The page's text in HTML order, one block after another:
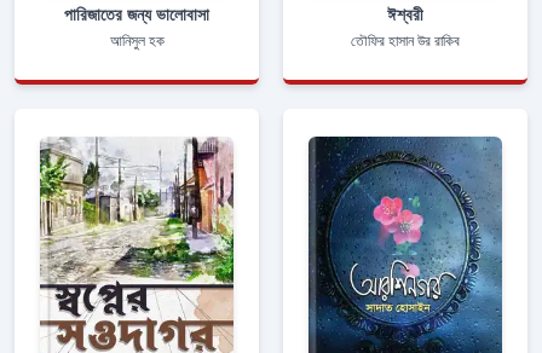
পারিজাতের জন্য ভালোবাসা
আনিসুল হক
ঈশ্বরী
তৌফির হাসান উর রাকিব